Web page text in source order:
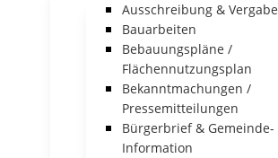
Ausschreibung & Vergabe
Bauarbeiten
Bebauungspläne /
Flächennutzungsplan
Bekanntmachungen /
Pressemitteilungen
Bürgerbrief & Gemeinde-
Information